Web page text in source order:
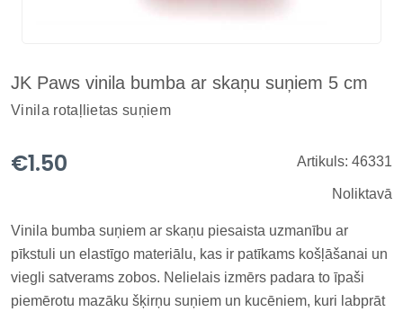
JK Paws vinila bumba ar skaņu suņiem 5 cm
Vinila rotaļlietas suņiem
€1.50 Artikuls: 46331
Noliktavā
Vinila bumba suņiem ar skaņu piesaista uzmanību ar
pīkstuli un elastīgo materiālu, kas ir patīkams košļāšanai un
viegli satverams zobos. Nelielais izmērs padara to īpaši
piemērotu mazāku šķirņu suņiem un kucēniem, kuri labprāt